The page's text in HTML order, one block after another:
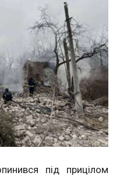
під прицілом